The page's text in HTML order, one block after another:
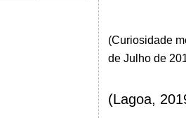
(Curiosidade
de Julho de
(Lagoa,